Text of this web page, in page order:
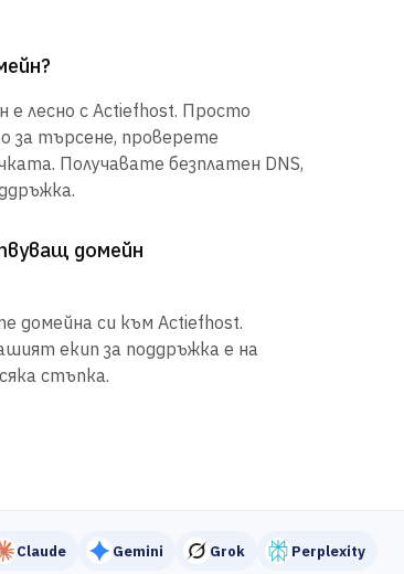
лесно с Actiefhost. Просто
за търсене, проверете
Получавате безплатен DNS,
домейн
домейна си към Actiefhost.
екип за поддръжка е на
стъпка.
Claude Gemini Grok Perplexity